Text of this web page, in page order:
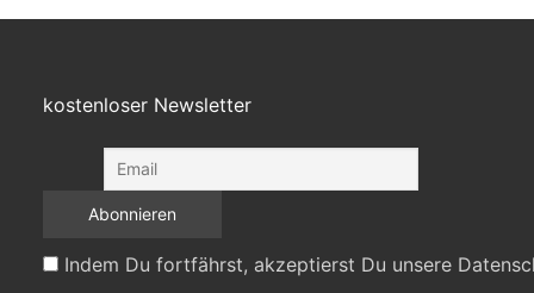
kostenloser Newsletter
Indem Du fortfährst, akzeptierst Du unsere